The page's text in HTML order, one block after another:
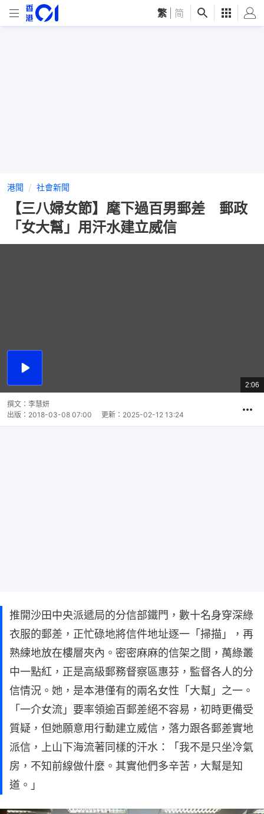
繁 简
港聞 社會新聞
【三八婦女節】麾下過百男郵差 郵政
「女大幫」用汗水建立威信
播
總
共
2:06
撰文： 李慧妍
出版： 2018-03-08 07:00 更新： 2025-02-12 13:24
推開沙田中央派遞局的分信部鐵門，數十名身穿深綠
衣服的郵差，正忙碌地將信件地址逐一「掃描」，再
熟練地放在樓層夾內。密密麻麻的信架之間，萬綠叢
中一點紅，正是高級郵務督察區惠芬，監督各人的分
信情況。她，是本港僅有的兩名女性「大幫」之一。
「一介女流」要率領逾百郵差絕不容易，初時更備受
質疑，但她願意用行動建立威信，落力跟各郵差實地
派信，上山下海流著同樣的汗水：「我不是只坐冷氣
房，不知前線做什麼。其實他們多辛苦，大幫是知
道。」